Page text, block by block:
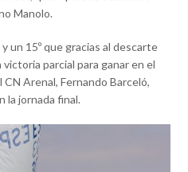
Manolo.
un 15º que gracias al descarte
parcial para ganar en el
Arenal, Fernando Barceló,
la jornada final.